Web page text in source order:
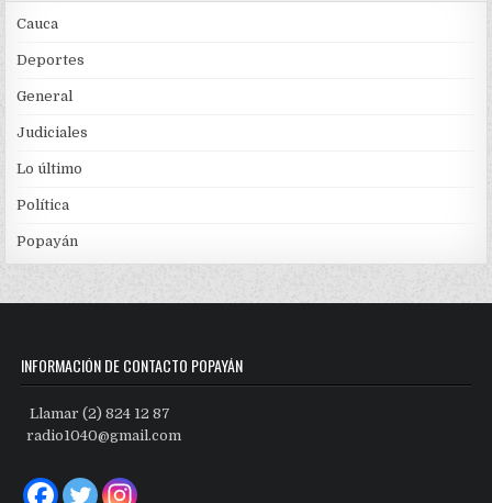
Cauca
Deportes
General
Judiciales
Lo último
Política
Popayán
INFORMACIÓN DE CONTACTO POPAYÁN
Llamar (2) 824 12 87
radio1040@gmail.com